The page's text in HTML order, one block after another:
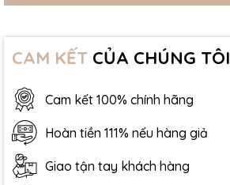
CAM KẾT CỦA CHÚNG TÔI
Cam kết 100% chính hãng
Hoàn tiền 111% nếu hàng giả
Giao tận tay khách hàng